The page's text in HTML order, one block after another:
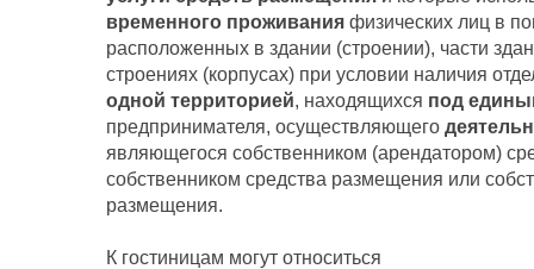
временного проживания физических лиц в
расположенных в здании (строении), части
строениях (корпусах) при условии наличия
одной территорией, находящихся под
предпринимателя, осуществляющего
являющегося собственником (арендатором)
собственником средства размещения или
размещения.
К гостиницам могут относиться